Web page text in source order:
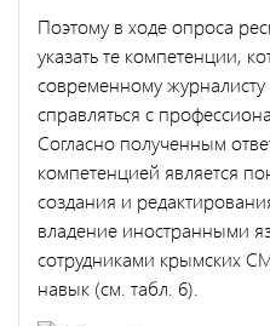
Поэтому в ходе опроса
указать те компетенции,
современному
справляться с
Согласно полученным
компетенцией является
создания и
владение иностранными
сотрудниками крымских
навык (см. табл. 6).